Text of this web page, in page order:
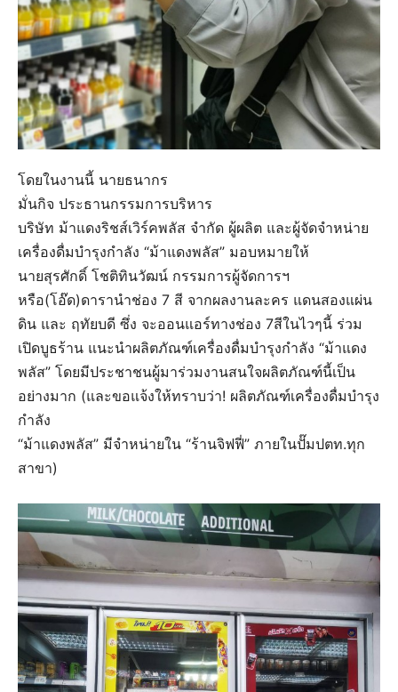
โดยในงานนี้ นายธนากร
มั่นกิจ ประธานกรรมการบริหาร
บริษัท ม้าแดงริชส์เวิร์คพลัส จำกัด ผู้ผลิต และผู้จัดจำหน่าย
เครื่องดื่มบำรุงกำลัง “ม้าแดงพลัส” มอบหมายให้
นายสุรศักดิ์ โชติทินวัฒน์ กรรมการผู้จัดการฯ
หรือ(โอ๊ด)ดารานำช่อง 7 สี จากผลงานละคร แดนสองแผ่น
ดิน และ ฤทัยบดี ซึ่ง จะออนแอร์ทางช่อง 7สีในไวๆนี้ ร่วม
เปิดบูธร้าน แนะนำผลิตภัณฑ์เครื่องดื่มบำรุงกำลัง “ม้าแดง
พลัส” โดยมีประชาชนผู้มาร่วมงานสนใจผลิตภัณฑ์นี้เป็น
อย่างมาก (และขอแจ้งให้ทราบว่า! ผลิตภัณฑ์เครื่องดื่มบำรุง
กำลัง
“ม้าแดงพลัส” มีจำหน่ายใน “ร้านจิฟฟี่” ภายในปั๊มปตท.ทุก
สาขา)